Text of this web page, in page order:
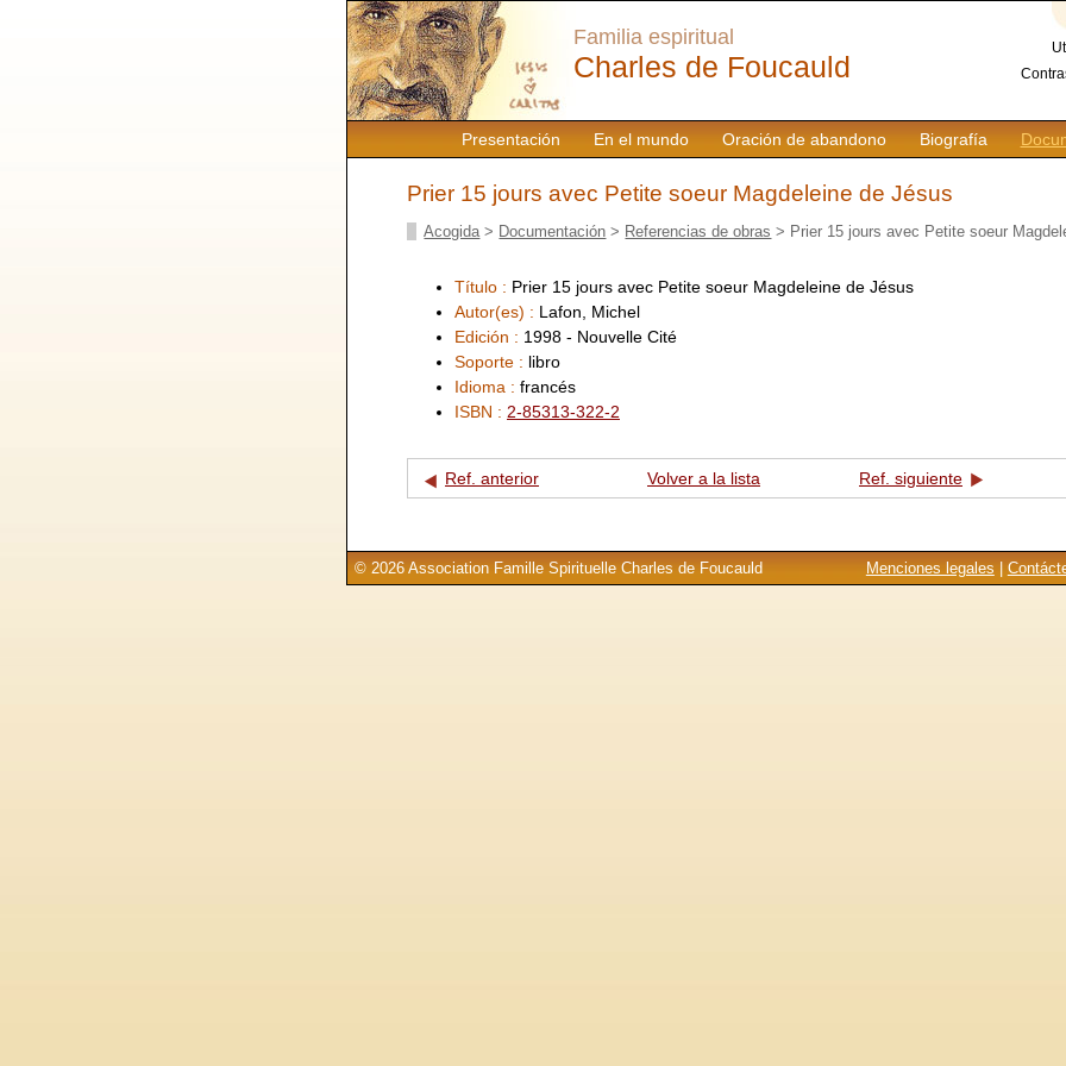
Presentación En el mundo Oración de abandono Biografía
Familia espiritual
Charles de Foucauld
Prier 15 jours avec Petite soeur Magdeleine de Jésus
Acogida > Documentación > Referencias de obras > Prier 15 jours avec Petite soeur
Título : Prier 15 jours avec Petite soeur Magdeleine de Jésus
Autor(es) : Lafon, Michel
Edición : 1998 - Nouvelle Cité
Soporte : libro
Idioma : francés
ISBN : 2-85313-322-2
Ref. anterior Volver a la lista Ref. siguiente
Menciones legales
© 2026 Association Famille Spirituelle Charles de Foucauld